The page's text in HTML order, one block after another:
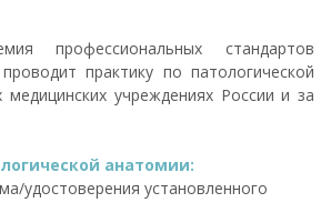
профессиональных стандартов
практику по патологической
учреждениях России и за
анатомии:
удостоверения установленного